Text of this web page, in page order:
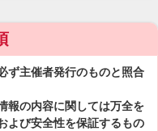
ず主催者発行のものと照合
報の内容に関しては万全を
よび安全性を保証するもの